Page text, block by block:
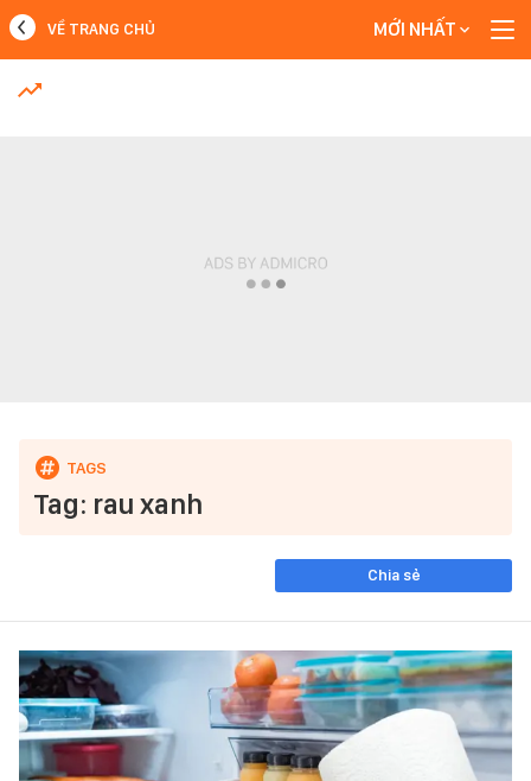
MỚI NHẤT
VỀ TRANG CHỦ MỚI NHẤT
Tag: rau xanh
Chia sẻ